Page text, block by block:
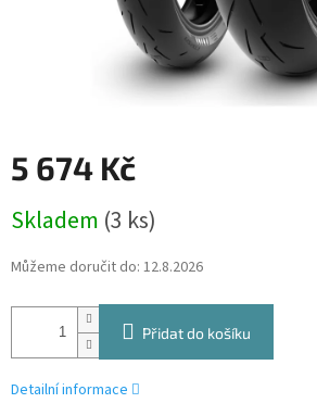
5 674 Kč
cena:
Skladem (3 ks)
Můžeme doručit do: 12.8.2026
Přidat do košíku
Detailní informace